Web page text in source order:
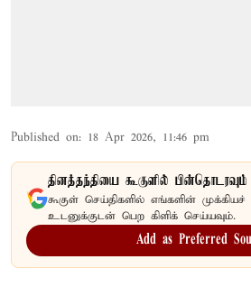
Published on: 18 Apr 2026, 11:46 pm
தினத்தந்தியை கூகுளில் பின்தொடரவும்
கூகுள் செய்திகளில் எங்களின்
உடனுக்குடன் பெற கிளிக் செய்யவும்.
Add as Preferred